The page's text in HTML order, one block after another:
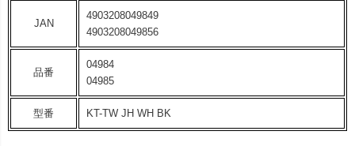
JAN
4903208049849
4903208049856
品番
04984
04985
型番 KT-TW JH WH BK